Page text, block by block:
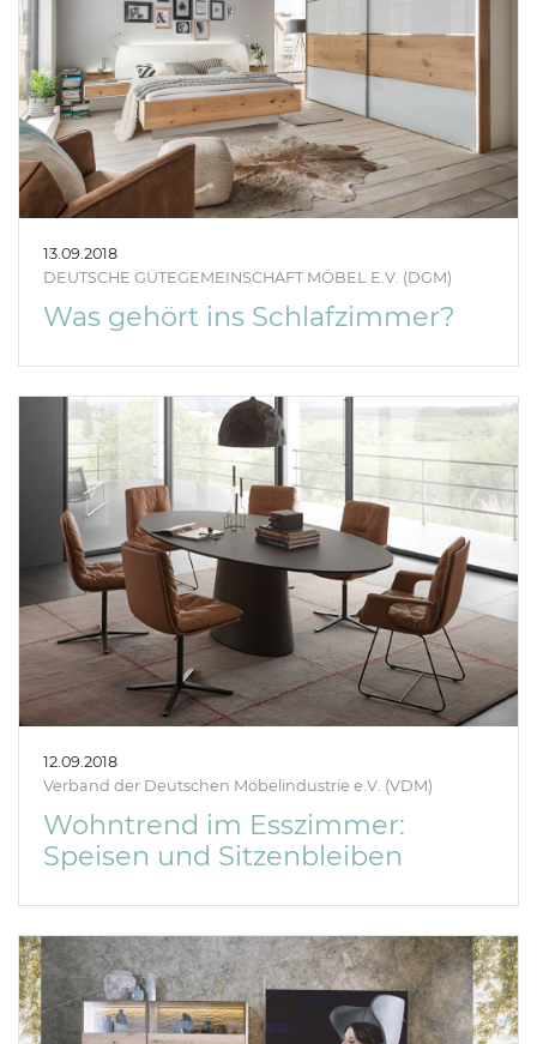
13.09.2018
DEUTSCHE GÜTEGEMEINSCHAFT MÖBEL E.V. (DGM)
Was gehört ins Schlafzimmer?
12.09.2018
Verband der Deutschen Möbelindustrie e.V. (VDM)
Wohntrend im Esszimmer:
Speisen und Sitzenbleiben